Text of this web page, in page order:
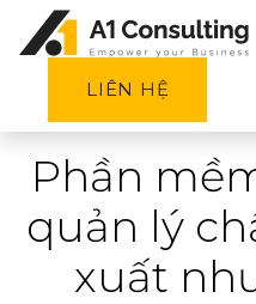
LIÊN HỆ
Phần
quản lý
xuất